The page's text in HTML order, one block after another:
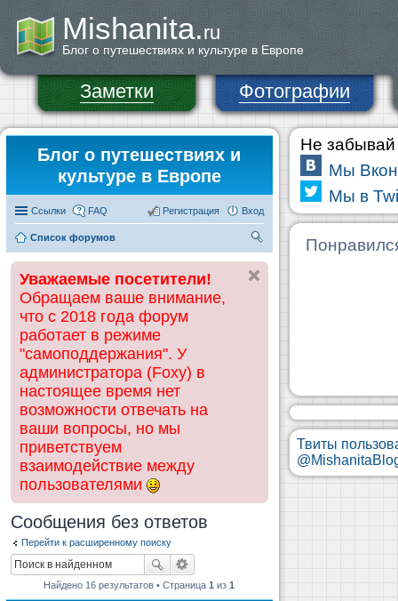
Mishanita.ru
Блог о путешествиях и культуре в Европе
Заметки Фотографии
Блог о путешествиях и
культуре в Европе
Ссылки FAQ Вход
Регистрация
Список форумов
ск
Уважаемые посетители!
Обращаем ваше внимание,
что с 2018 года форум
работает в режиме
"самоподдержания". У
администратора (Foxy) в
настоящее время нет
возможности отвечать на
ваши вопросы, но мы
приветствуем
взаимодействие между
пользователями
Сообщения без ответов
Перейти к расширенному поиску
Найдено 16 результатов • Страница1 из1
Не забывай
Мы
Мы в
Твиты